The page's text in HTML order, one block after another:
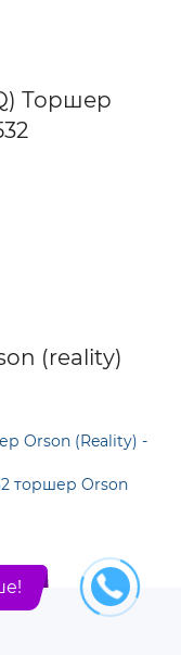
Торшер
(reality)
Orson (Reality) -
торшер Orson